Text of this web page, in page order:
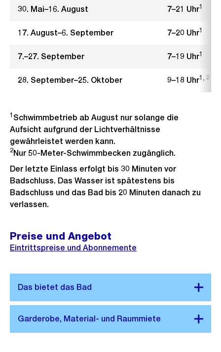
30. Mai–16. August 7–21 Uhr1
17. August–6. September 7–20 Uhr1
7.–27. September 7–19 Uhr1
28. September–25. Oktober 9–18 Uhr1, 2
1 Schwimmbetrieb ab August nur solange die
Aufsicht aufgrund der Lichtverhältnisse
gewährleistet werden kann.
2Nur 50-Meter-Schwimmbecken zugänglich.
Der letzte Einlass erfolgt bis 30 Minuten vor
Badschluss. Das Wasser ist spätestens bis
Badschluss und das Bad bis 20 Minuten danach zu
verlassen.
Preise und Angebot
Eintrittspreise und Abonnemente